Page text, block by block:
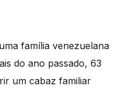
família venezuelana
do ano passado, 63
um cabaz familiar